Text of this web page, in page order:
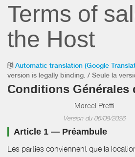
Terms of
the Host
Automatic translation (Google
version is legally binding. / Seule la
Conditions Générales
Marcel Pretti
Version du 06/08/2026
Article 1 — Préambule
Les parties conviennent que la